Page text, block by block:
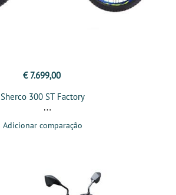
€ 7.699,00
Sherco 300 ST Factory
Adicionar comparação